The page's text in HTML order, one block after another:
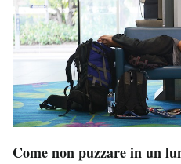
Come non puzzare in un